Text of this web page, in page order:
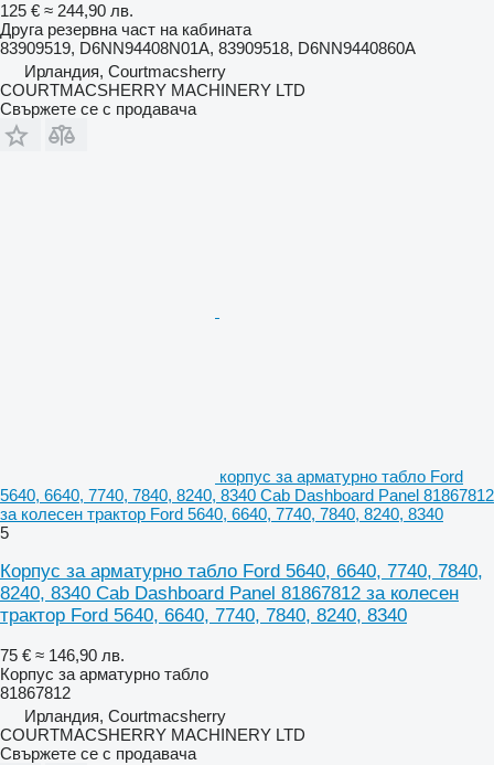
125 € ≈ 244,90 лв.
Друга резервна част на кабината
83909519, D6NN94408N01A, 83909518, D6NN9440860A
Ирландия, Courtmacsherry
COURTMACSHERRY MACHINERY LTD
Свържете се с продавача
корпус за арматурно табло Ford
5640, 6640, 7740, 7840, 8240, 8340 Cab Dashboard Panel 81867812
за колесен трактор Ford 5640, 6640, 7740, 7840, 8240, 8340
5
Корпус за арматурно табло Ford 5640, 6640, 7740, 7840,
8240, 8340 Cab Dashboard Panel 81867812 за колесен
трактор Ford 5640, 6640, 7740, 7840, 8240, 8340
75 € ≈ 146,90 лв.
Корпус за арматурно табло
81867812
Ирландия, Courtmacsherry
COURTMACSHERRY MACHINERY LTD
Свържете се с продавача